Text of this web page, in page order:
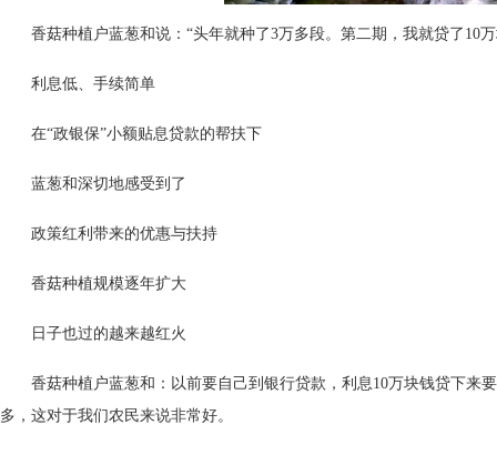
香菇种植户蓝葱和说：“头年就种了3万多段。第二期，我就贷了10
利息低、手续简单
在“政银保”小额贴息贷款的帮扶下
蓝葱和深切地感受到了
政策红利带来的优惠与扶持
香菇种植规模逐年扩大
日子也过的越来越红火
香菇种植户蓝葱和：以前要自己到银行贷款，利息10万块钱贷下来
多，这对于我们农民来说非常好。